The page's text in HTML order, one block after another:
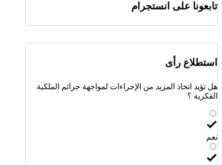
تابعونا على انستجرام
استطلاع رأى
هل تؤيد اتخاذ المزيد من الإجراءات لمواجهة جرائم الملكية
الفكرية ؟
نعم